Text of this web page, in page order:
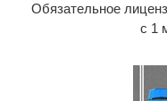
Обязательное
с 1